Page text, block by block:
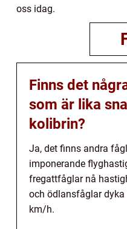
oss idag.
Finns det
som är lika
kolibrin?
Ja, det finns andra
imponerande
fregattfåglar nå
och ödlansfåglar
km/h.